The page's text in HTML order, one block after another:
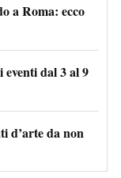
a Roma: ecco
eventi dal 3 al 9
d’arte da non